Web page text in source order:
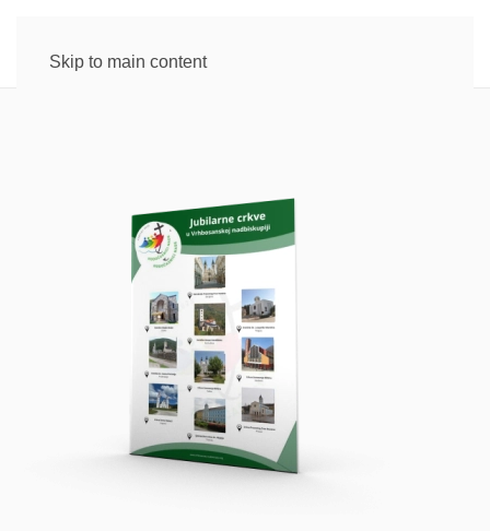
Skip to main content